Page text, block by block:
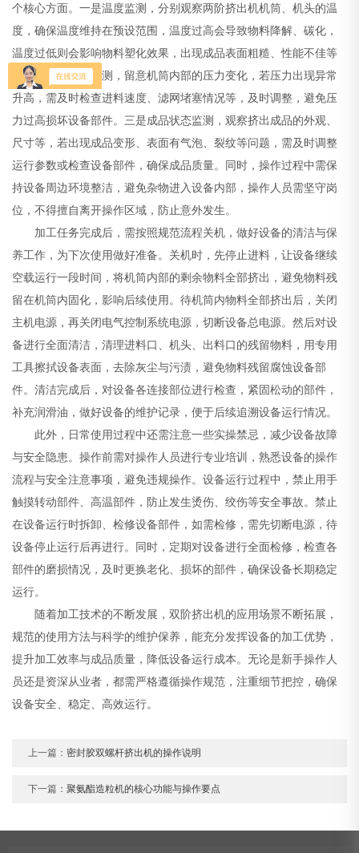
个核心方面。一是温度监测，分别观察两阶挤出机机筒、机头的温
度，确保温度维持在预设范围，温度过高会导致物料降解、碳化，
温度过低则会影响物料塑化效果，出现成品表面粗糙、性能不佳等
问题。二是压力监测，留意机筒内部的压力变化，若压力出现异常
升高，需及时检查进料速度、滤网堵塞情况等，及时调整，避免压
力过高损坏设备部件。三是成品状态监测，观察挤出成品的外观、
尺寸等，若出现成品变形、表面有气泡、裂纹等问题，需及时调整
运行参数或检查设备部件，确保成品质量。同时，操作过程中需保
持设备周边环境整洁，避免杂物进入设备内部，操作人员需坚守岗
位，不得擅自离开操作区域，防止意外发生。
加工任务完成后，需按照规范流程关机，做好设备的清洁与保
养工作，为下次使用做好准备。关机时，先停止进料，让设备继续
空载运行一段时间，将机筒内部的剩余物料全部挤出，避免物料残
留在机筒内固化，影响后续使用。待机筒内物料全部挤出后，关闭
主机电源，再关闭电气控制系统电源，切断设备总电源。然后对设
备进行全面清洁，清理进料口、机头、出料口的残留物料，用专用
工具擦拭设备表面，去除灰尘与污渍，避免物料残留腐蚀设备部
件。清洁完成后，对设备各连接部位进行检查，紧固松动的部件，
补充润滑油，做好设备的维护记录，便于后续追溯设备运行情况。
此外，日常使用过程中还需注意一些实操禁忌，减少设备故障
与安全隐患。操作前需对操作人员进行专业培训，熟悉设备的操作
流程与安全注意事项，避免违规操作。设备运行过程中，禁止用手
触摸转动部件、高温部件，防止发生烫伤、绞伤等安全事故。禁止
在设备运行时拆卸、检修设备部件，如需检修，需先切断电源，待
设备停止运行后再进行。同时，定期对设备进行全面检修，检查各
部件的磨损情况，及时更换老化、损坏的部件，确保设备长期稳定
运行。
随着加工技术的不断发展，双阶挤出机的应用场景不断拓展，
规范的使用方法与科学的维护保养，能充分发挥设备的加工优势，
提升加工效率与成品质量，降低设备运行成本。无论是新手操作人
员还是资深从业者，都需严格遵循操作规范，注重细节把控，确保
设备安全、稳定、高效运行。
上一篇：密封胶双螺杆挤出机的操作说明
下一篇：聚氨酯造粒机的核心功能与操作要点